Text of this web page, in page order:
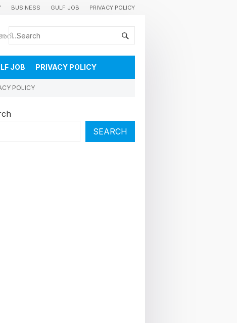
BUSINESS GULF JOB PRIVACY POLICY
കുവൈറ്റിലെ വാർത്തകളും വിശേഷങ്ങളും തൽസമയം അറിയാൻ
JOB PRIVACY POLICY
POLICY
SEARCH